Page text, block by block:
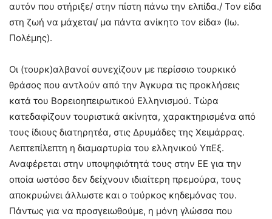
αυτόν που στήριξε/ στην πίστη πάνω την ελπίδα./ Τον είδα
στη ζωή να μάχεται/ μα πάντα ανίκητο τον είδα» (Ιω.
Πολέμης).
Οι (τουρκ)αλβανοί συνεχίζουν με περίσσιο τουρκικό
θράσος που αντλούν από την Άγκυρα τις προκλήσεις
κατά του Βορειοηπειρωτικού Ελληνισμού. Τώρα
κατεδαφίζουν τουριστικά ακίνητα, χαρακτηρισμένα από
τους ίδιους διατηρητέα, στις Δρυμάδες της Χειμάρρας.
Λεπτεπίλεπτη η διαμαρτυρία του ελληνικού ΥπΕξ.
Αναφέρεται στην υποψηφιότητά τους στην ΕΕ για την
οποία ωστόσο δεν δείχνουν ιδιαίτερη πρεμούρα, τους
αποκρυώνει άλλωστε και ο τούρκος κηδεμόνας του.
Πάντως για να προσγειωθούμε, η μόνη γλώσσα που